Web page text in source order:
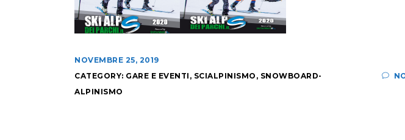
NOVEMBRE 25, 2019
CATEGORY: GARE E EVENTI , SCIALPINISMO , SNOWBOARD-
ALPINISMO